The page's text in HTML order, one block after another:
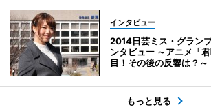
インタビュー
2014日芸ミス・グラン
ンタビュー ～アニメ「
目！その後の反響は？～
もっと見る